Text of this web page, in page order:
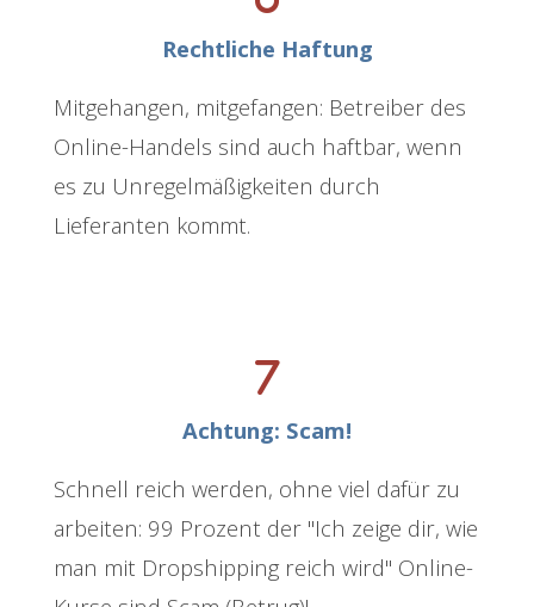
Rechtliche Haftung
Mitgehangen, mitgefangen: Betreiber des
Online-Handels sind auch haftbar, wenn
es zu Unregelmäßigkeiten durch
Lieferanten kommt.
Achtung: Scam!
Schnell reich werden, ohne viel dafür zu
arbeiten: 99 Prozent der "Ich zeige dir, wie
man mit Dropshipping reich wird" Online-